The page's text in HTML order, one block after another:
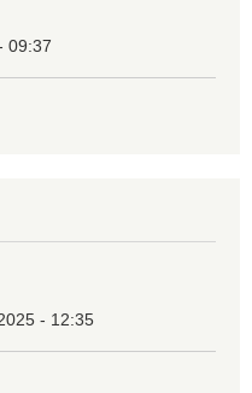
09:37
- 12:35